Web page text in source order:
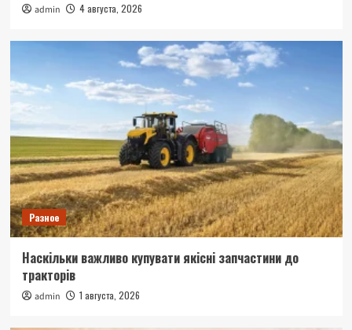
admin 4 августа, 2026
Разное
Наскільки важливо купувати якісні запчастини до
тракторів
admin 1 августа, 2026